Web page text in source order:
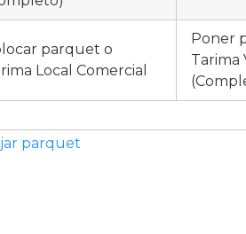
parquet o
Local Comercial
Poner
Tarima